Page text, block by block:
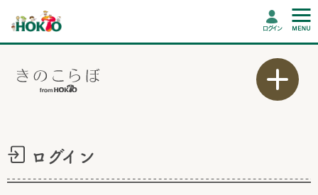
ログイン
ログイン